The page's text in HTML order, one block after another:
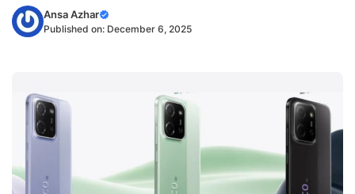
Ansa Azhar
Published on: December 6, 2025